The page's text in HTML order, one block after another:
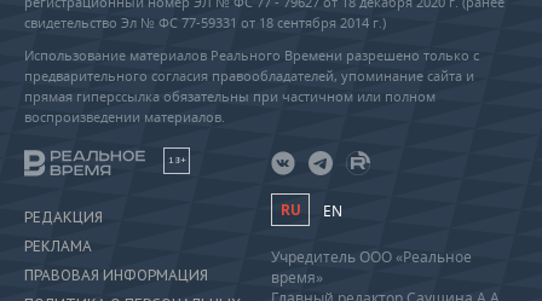
свидетельство Эл № ФС 77-59331 от 18 сентября 2014 г.)
Использование материалов Реального Времени разрешено только с
предварительного согласия правообладателей, упоминание сайта и
прямая гиперссылка обязательны при частичном или полном
воспроизведении материалов.
18+
РЕДАКЦИЯ
РЕКЛАМА
ПРАВОВАЯ ИНФОРМАЦИЯ
RU EN
Учредитель ООО «Реальное
время»